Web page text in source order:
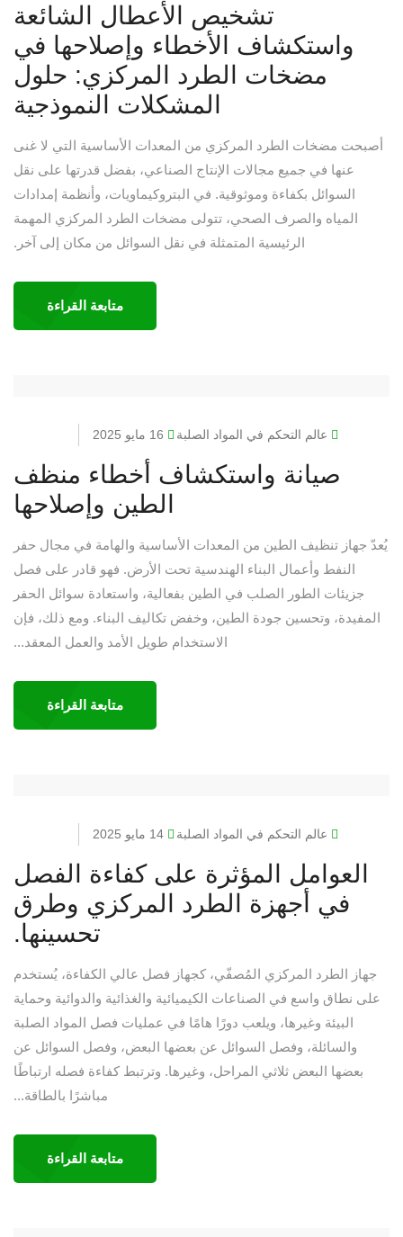
تشخيص الأعطال الشائعة
واستكشاف الأخطاء وإصلاحها في
مضخات الطرد المركزي: حلول
المشكلات النموذجية
أصبحت مضخات الطرد المركزي من المعدات الأساسية التي لا غنى
عنها في جميع مجالات الإنتاج الصناعي، بفضل قدرتها على نقل
السوائل بكفاءة وموثوقية. في البتروكيماويات، وأنظمة إمدادات
المياه والصرف الصحي، تتولى مضخات الطرد المركزي المهمة
الرئيسية المتمثلة في نقل السوائل من مكان إلى آخر.
متابعة القراءة
عالم التحكم في المواد الصلبة 16 مايو 2025
صيانة واستكشاف أخطاء منظف
الطين وإصلاحها
يُعدّ جهاز تنظيف الطين من المعدات الأساسية والهامة في مجال حفر
النفط وأعمال البناء الهندسية تحت الأرض. فهو قادر على فصل
جزيئات الطور الصلب في الطين بفعالية، واستعادة سوائل الحفر
المفيدة، وتحسين جودة الطين، وخفض تكاليف البناء. ومع ذلك، فإن
الاستخدام طويل الأمد والعمل المعقد...
متابعة القراءة
عالم التحكم في المواد الصلبة 14 مايو 2025
العوامل المؤثرة على كفاءة الفصل
في أجهزة الطرد المركزي وطرق
تحسينها.
جهاز الطرد المركزي المُصفّي، كجهاز فصل عالي الكفاءة، يُستخدم
على نطاق واسع في الصناعات الكيميائية والغذائية والدوائية وحماية
البيئة وغيرها، ويلعب دورًا هامًا في عمليات فصل المواد الصلبة
والسائلة، وفصل السوائل عن بعضها البعض، وفصل السوائل عن
بعضها البعض ثلاثي المراحل، وغيرها. وترتبط كفاءة فصله ارتباطًا
مباشرًا بالطاقة...
متابعة القراءة